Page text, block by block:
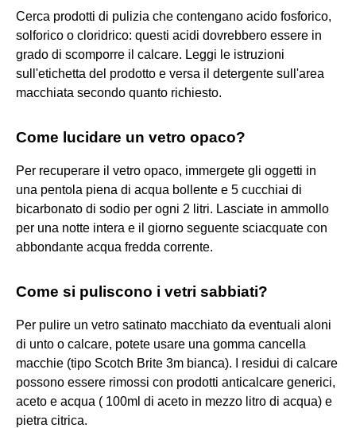
Cerca prodotti di pulizia che contengano acido fosforico,
solforico o cloridrico: questi acidi dovrebbero essere in
grado di scomporre il calcare. Leggi le istruzioni
sull'etichetta del prodotto e versa il detergente sull'area
macchiata secondo quanto richiesto.
Come lucidare un vetro opaco?
Per recuperare il vetro opaco, immergete gli oggetti in
una pentola piena di acqua bollente e 5 cucchiai di
bicarbonato di sodio per ogni 2 litri. Lasciate in ammollo
per una notte intera e il giorno seguente sciacquate con
abbondante acqua fredda corrente.
Come si puliscono i vetri sabbiati?
Per pulire un vetro satinato macchiato da eventuali aloni
di unto o calcare, potete usare una gomma cancella
macchie (tipo Scotch Brite 3m bianca). I residui di calcare
possono essere rimossi con prodotti anticalcare generici,
aceto e acqua ( 100ml di aceto in mezzo litro di acqua) e
pietra citrica.